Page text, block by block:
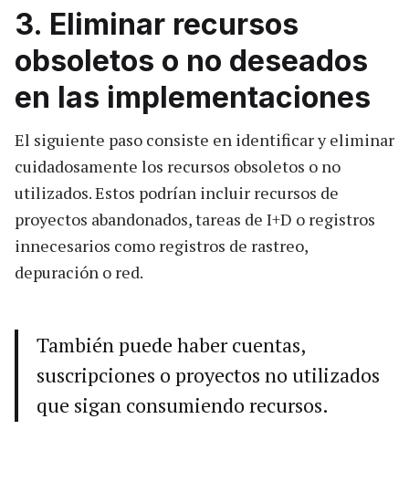
3. Eliminar recursos
obsoletos o no deseados
en las implementaciones
El siguiente paso consiste en identificar y eliminar
cuidadosamente los recursos obsoletos o no
utilizados. Estos podrían incluir recursos de
proyectos abandonados, tareas de I+D o registros
innecesarios como registros de rastreo,
depuración o red.
También puede haber cuentas,
suscripciones o proyectos no utilizados
que sigan consumiendo recursos.